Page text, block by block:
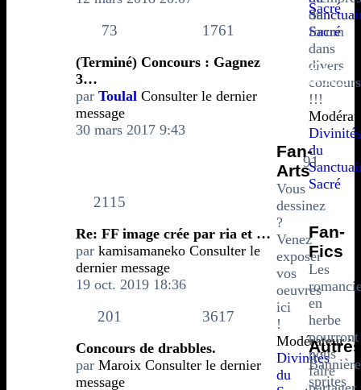
Sacré
Sacré
du
forum
dans
divers
concours
!!!
Divinités
du
Sacré
73 1761
(Terminé) Concours : Gagnez
3…
par Toulal Consulter le dernier
message
30 mars 2017 9:43
CRÉATIONS
SUJETS
MESSAGES
Fan-
Arts
Vous
dessinez
?
Venez
exposer
vos
oeuvres
ici
!
Modérateur :
Divinités
du
91
2115
Re: FF image crée par ria et …
par kamisamaneko Consulter le
dernier message
19 oct. 2019 18:36
Fan-
Fics
Les
en
herbe
pourront
nous
faire
201 3617
Concours de drabbles.
par Maroix Consulter le dernier
message
sprites